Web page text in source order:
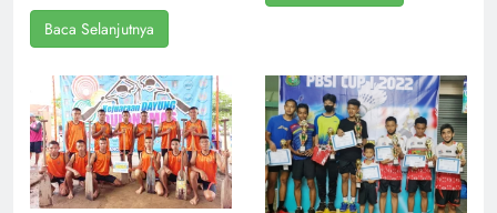
Baca Selanjutnya